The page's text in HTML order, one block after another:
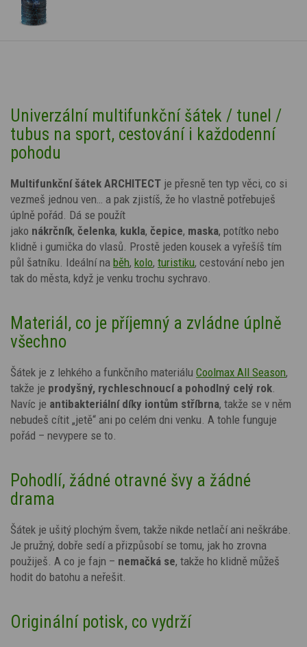
Univerzální multifunkční šátek / tunel /
tubus na sport, cestování i každodenní
pohodu
Multifunkční šátek ARCHITECT je přesně ten typ věci, co si
vezmeš jednou ven… a pak zjistíš, že ho vlastně potřebuješ
úplně pořád. Dá se použít
jako nákrčník, čelenka, kukla, čepice, maska, potítko nebo
klidně i gumička do vlasů. Prostě jeden kousek a vyřešíš tím
půl šatníku. Ideální na běh, kolo, turistiku, cestování nebo jen
tak do města, když je venku trochu sychravo.
Materiál, co je příjemný a zvládne úplně
všechno
Šátek je z lehkého a funkčního materiálu Coolmax All Season,
takže je prodyšný, rychleschnoucí a pohodlný celý rok
Navíc je antibakteriální díky iontům stříbrna, takže se v něm
nebudeš cítit „jetě“ ani po celém dni venku. A tohle funguje
pořád – nevypere se to.
Pohodlí, žádné otravné švy a žádné
drama
Šátek je ušitý plochým švem, takže nikde netlačí ani neškrábe.
Je pružný, dobře sedí a přizpůsobí se tomu, jak ho zrovna
použiješ. A co je fajn – nemačká se, takže ho klidně můžeš
hodit do batohu a neřešit.
Originální potisk, co vydrží